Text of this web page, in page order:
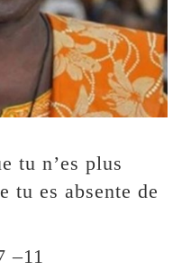
tu n’es plus
tu es absente de
–11